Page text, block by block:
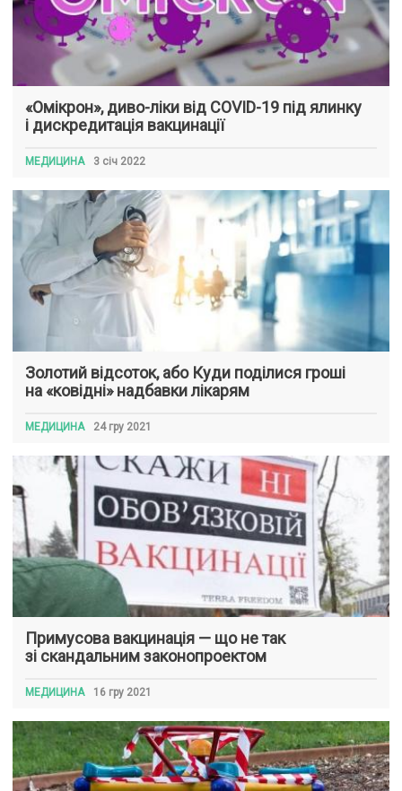
«Омікрон», диво-ліки від COVID-19 під ялинку
і дискредитація вакцинації
МЕДИЦИНА 3 січ 2022
Золотий відсоток, або Куди поділися гроші
на «ковідні» надбавки лікарям
МЕДИЦИНА 24 гру 2021
Примусова вакцинація — що не так
зі скандальним законопроектом
МЕДИЦИНА 16 гру 2021